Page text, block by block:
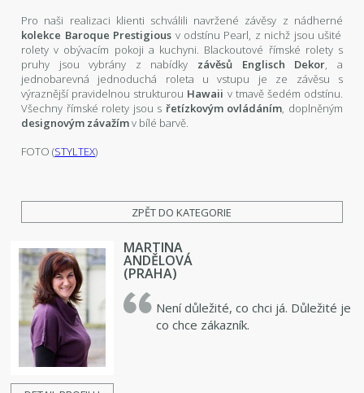
Pro naši realizaci klienti schválili navržené závěsy z nádherné
kolekce Baroque Prestigious v odstínu Pearl, z nichž jsou ušité
rolety v obývacím pokoji a kuchyni. Blackoutové římské rolety s
pruhy jsou vybrány z nabídky závěsů Englisch Dekor, a
jednobarevná jednoduchá roleta u vstupu je ze závěsu s
výraznější pravidelnou strukturou Hawaii v tmavě šedém odstínu.
Všechny římské rolety jsou s řetízkovým ovládáním, doplněným
designovým závažímv bílé barvě.
FOTO (STYLTEX)
ZPĚT DO KATEGORIE
MARTINA
ANDĚLOVÁ
(PRAHA)
Není důležité, co chci já. Důležité je
co chce zákazník.